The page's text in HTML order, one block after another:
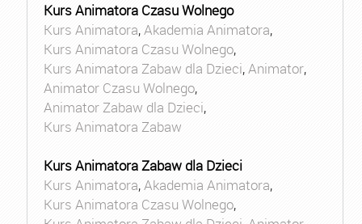
Kurs Animatora Czasu Wolnego
Kurs Animatora,Akademia Animatora,
Kurs Animatora Czasu Wolnego,
Kurs Animatora Zabaw dla Dzieci,Animator,
Animator Czasu Wolnego,
Animator Zabaw dla Dzieci,
Kurs Animatora Zabaw
Kurs Animatora Zabaw dla Dzieci
Kurs Animatora,Akademia Animatora,
Kurs Animatora Czasu Wolnego,